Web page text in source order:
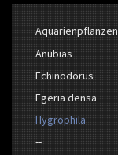
Aquarienpflanzen
Anubias
Echinodorus
Egeria densa
Hygrophila
--